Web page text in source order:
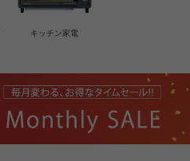
キッチン家電